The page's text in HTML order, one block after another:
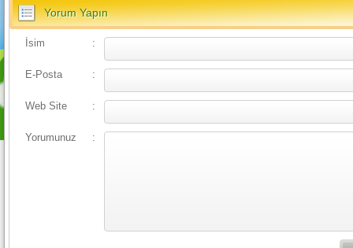
Yorum Yapın
İsim :
E-Posta :
Web Site :
Yorumunuz :